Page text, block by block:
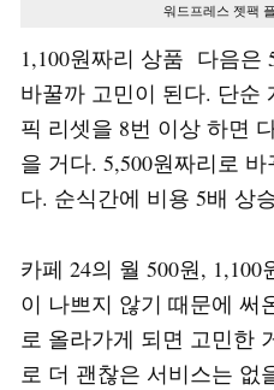
워드프레스 젯팩
1,100원짜리 상품 다음은
바꿀까 고민이 된다. 단순
픽 리셋을 8번 이상 하면
을 거다. 5,500원짜리로
다. 순식간에 비용 5배 상
카페 24의 월 500원,
이 나쁘지 않기 때문에 써
로 올라가게 되면 고민한
로 더 괜찮은 서비스는 없